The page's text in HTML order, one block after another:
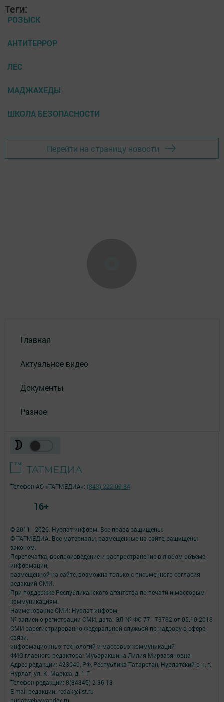
Теги:
РОЗЫСК
АНТИТЕРРОР
ЛЕС
МАДЖАХЕДЫ
ШКОЛА БЕЗОПАСНОСТИ
Перейти на страницу новости
Главная
Актуальное видео
Документы
Разное
© 2011 - 2026. Нурлат-⁠информ. Все права защищены.
© ТАТМЕДИА. Все материалы, размещенные на сайте, защищены
законом.
Перепечатка, воспроизведение и распространение в любом объеме
информации,
размещенной на сайте, возможна только с письменного согласия
редакций СМИ.
При поддержке Республиканского агентства по печати и массовым
коммуникациям.
Наименование СМИ: Нурлат-⁠информ
№ записи о регистрации СМИ, дата: ЭЛ № ФС 77 -⁠ 73782 от 05.10.2018
СМИ зарегистрированно Федеральной службой по надзору в сфере
связи,
информационных технологий и массовых коммуникаций
ФИО главного редактора: Мубаракшина Лилия Мирзазяновна
Адрес редакции: 423040, РФ, Республика Татарстан, Нурлатский р-н, г.
Нурлат, ул. К. Маркса, д. 1 Г
Телефон редакции: 8(84345) 2-36-13
E-mail редакции: redak@list.ru
Телефон АО «ТАТМЕДИА»: (843) 222 09 84
16+